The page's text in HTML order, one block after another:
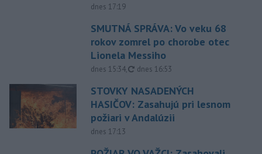
dnes 17:19
SMUTNÁ SPRÁVA: Vo veku 68
rokov zomrel po chorobe otec
Lionela Messiho
dnes 15:34, aktualizované
dnes 16:53
STOVKY NASADENÝCH
HASIČOV: Zasahujú pri lesnom
požiari v Andalúzii
dnes 17:13